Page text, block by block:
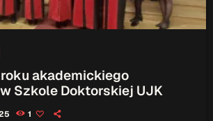
akademickiego
Szkole Doktorskiej UJK
1